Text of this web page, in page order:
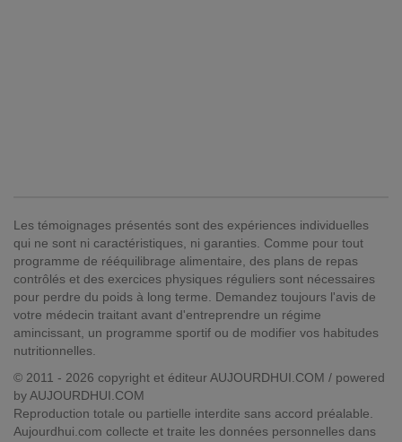
Les témoignages présentés sont des expériences individuelles
qui ne sont ni caractéristiques, ni garanties. Comme pour tout
programme de rééquilibrage alimentaire, des plans de repas
contrôlés et des exercices physiques réguliers sont nécessaires
pour perdre du poids à long terme. Demandez toujours l'avis de
votre médecin traitant avant d'entreprendre un régime
amincissant, un programme sportif ou de modifier vos habitudes
nutritionnelles.
© 2011 - 2026 copyright et éditeur AUJOURDHUI.COM / powered
by AUJOURDHUI.COM
Reproduction totale ou partielle interdite sans accord préalable.
Aujourdhui.com collecte et traite les données personnelles dans